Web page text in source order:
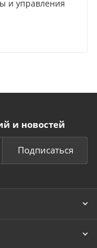
и управления
и новостей
Подписаться